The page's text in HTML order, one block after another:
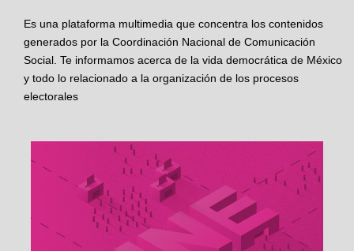
Es una plataforma multimedia que concentra los contenidos
generados por la Coordinación Nacional de Comunicación
Social. Te informamos acerca de la vida democrática de México
y todo lo relacionado a la organización de los procesos
electorales